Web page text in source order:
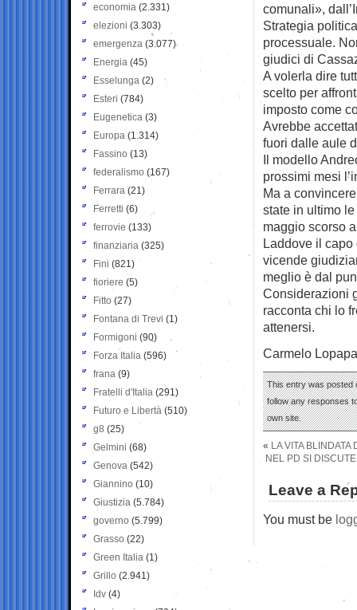
comunali»,
Strategia
processuale.
giudici di
A volerla dire
scelto per
imposto come
Avrebbe
fuori dalle aule
Il modello
prossimi mesi
Ma a
state in ultimo
maggio scorso
Laddove il
vicende
meglio è dal
Considerazioni
racconta chi lo
attenersi.
Carmelo Lopapa
This entry was posted
follow any responses
own site.
« LA VITA BLINDATA
NEL PD SI
Leave a
You must be
economia (2.331)
elezioni (3.303)
emergenza (3.077)
Energia (45)
Esselunga (2)
Esteri (784)
Eugenetica (3)
Europa (1.314)
Fassino (13)
federalismo (167)
Ferrara (21)
Ferretti (6)
ferrovie (133)
finanziaria (325)
Fini (821)
fioriere (5)
Fitto (27)
Fontana di Trevi (1)
Formigoni (90)
Forza Italia (596)
frana (9)
Fratelli d'Italia (291)
Futuro e Libertà (510)
g8 (25)
Gelmini (68)
Genova (542)
Giannino (10)
Giustizia (5.784)
governo (5.799)
Grasso (22)
Green Italia (1)
Grillo (2.941)
Idv (4)